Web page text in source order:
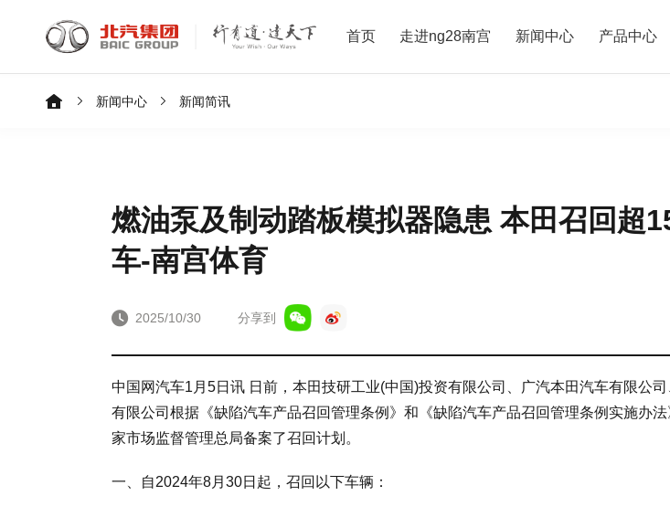
首页 走进ng28南宫 新闻中心 产品中心
新闻中心 新闻简讯
燃油泵及制动踏板模拟器隐患 本田召回超
车-南宫体育
2025/10/30 分享到
中国网汽车1月5日讯 日前，本田技研工业(中国)投资有限公司、广汽本田汽车有限公
有限公司根据《缺陷汽车产品召回管理条例》和《缺陷汽车产品召回管理条例实施办法
家市场监督管理总局备案了召回计划。
一、自2024年8月30日起，召回以下车辆：